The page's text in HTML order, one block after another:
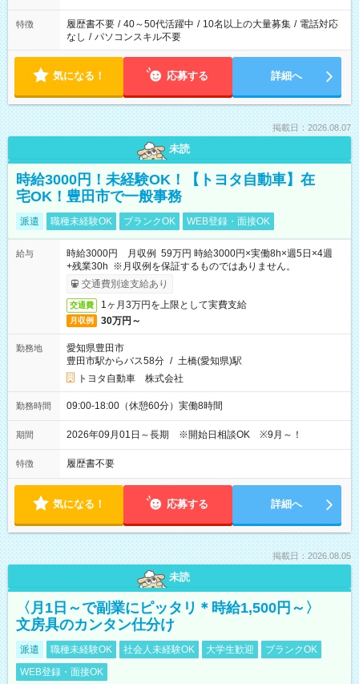
特徴 履歴書不要 / 40～50代活躍中 / 10名以上の大量募集 / 電話対応
なし / パソコンスキル不要
気になる！ 応募する 詳細へ
掲載日：2026.08.07
未読
時給3000円！未経験OK！【トヨタ自動車】在
宅OK！豊田市で一般事務
派遣 職種未経験OK ブランクOK WEB登録・面接OK
給与
時給3000円 月収例 59万円 時給3000円×実働8h×週5日×4週
+残業30h ※月収例を保証するものではありません。
交通費別途支給あり
交通費 1ヶ月3万円を上限として実費支給
月収例 30万円～
勤務地
愛知県豊田市
豊田市駅からバス58分 / 土橋(愛知県)駅
トヨタ自動車 株式会社
勤務時間 09:00-18:00（休憩60分）実働8時間
期間 2026年09月01日～長期 ※開始日相談OK ※9月～！
特徴 履歴書不要
気になる！ 応募する 詳細へ
掲載日：2026.08.05
未読
〈月1日～で副業にピッタリ＊時給1,500円～〉
文房具のカンタン仕分け
派遣 職種未経験OK 社会人未経験OK 大学生歓迎
ブランクOK
WEB登録・面接OK